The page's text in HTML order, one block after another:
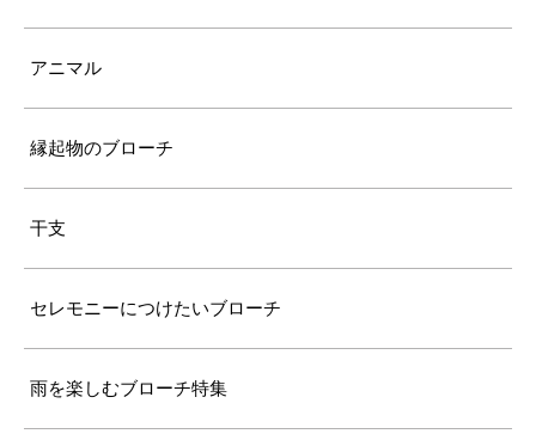
アニマル
縁起物のブローチ
干支
セレモニーにつけたいブローチ
雨を楽しむブローチ特集